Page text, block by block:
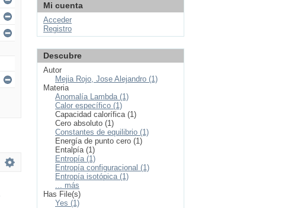
Mi cuenta
Acceder
Registro
Descubre
Autor
Mejia Rojo, Jose Alejandro (1)
Materia
Anomalía Lambda (1)
Calor específico (1)
Capacidad calorífica (1)
Cero absoluto (1)
Constantes de equilibrio (1)
Energía de punto cero (1)
Entalpía (1)
Entropía (1)
Entropía configuracional (1)
Entropía isotópica (1)
... más
Has File(s)
Yes (1)